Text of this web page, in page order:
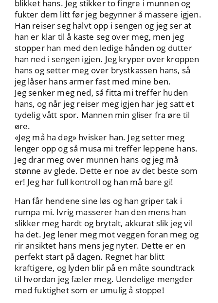
blikket hans. Jeg stikker to fingre i munnen og
fukter dem litt før jeg begynner å massere igjen.
Han reiser seg halvt opp i sengen og jeg ser at
han er klar til å kaste seg over meg, men jeg
stopper han med den ledige hånden og dutter
han ned i sengen igjen. Jeg kryper over kroppen
hans og setter meg over brystkassen hans, så
jeg låser hans armer fast med mine ben.
Jeg senker meg ned, så fitta mi treffer huden
hans, og når jeg reiser meg igjen har jeg satt et
tydelig vått spor. Mannen min gliser fra øre til
øre.
«Jeg må ha deg» hvisker han. Jeg setter meg
lenger opp og så musa mi treffer leppene hans.
Jeg drar meg over munnen hans og jeg må
stønne av glede. Dette er noe av det beste som
er! Jeg har full kontroll og han må bare gi!
Han får hendene sine løs og han griper tak i
rumpa mi. Ivrig masserer han den mens han
slikker meg hardt og brytalt, akkurat slik jeg vil
ha det. Jeg lener meg mot veggen foran meg og
rir ansiktet hans mens jeg nyter. Dette er en
perfekt start på dagen. Regnet har blitt
kraftigere, og lyden blir på en måte soundtrack
til hvordan jeg fæler meg. Uendelige mengder
med fuktighet som er umulig å stoppe!